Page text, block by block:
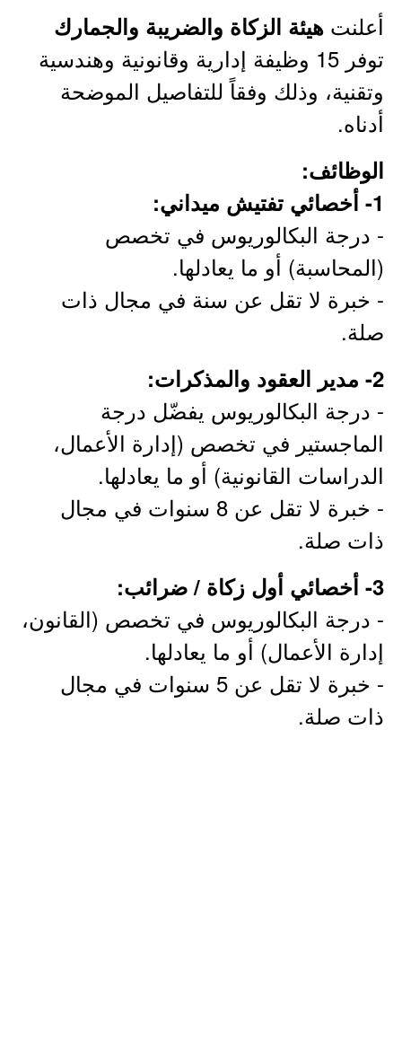
أعلنت هيئة الزكاة والضريبة والجمارك
توفر 15 وظيفة إدارية وقانونية وهندسية
وتقنية، وذلك وفقاً للتفاصيل الموضحة
أدناه.
الوظائف:
1- أخصائي تفتيش ميداني:
- درجة البكالوريوس في تخصص
(المحاسبة) أو ما يعادلها.
- خبرة لا تقل عن سنة في مجال ذات
صلة.
2- مدير العقود والمذكرات:
- درجة البكالوريوس يفضّل درجة
الماجستير في تخصص (إدارة الأعمال،
الدراسات القانونية) أو ما يعادلها.
- خبرة لا تقل عن 8 سنوات في مجال
ذات صلة.
3- أخصائي أول زكاة / ضرائب:
- درجة البكالوريوس في تخصص (القانون،
إدارة الأعمال) أو ما يعادلها.
- خبرة لا تقل عن 5 سنوات في مجال
ذات صلة.